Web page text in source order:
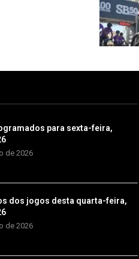
para sexta-feira,
de 2026
dos jogos desta quarta-feira,
de 2026